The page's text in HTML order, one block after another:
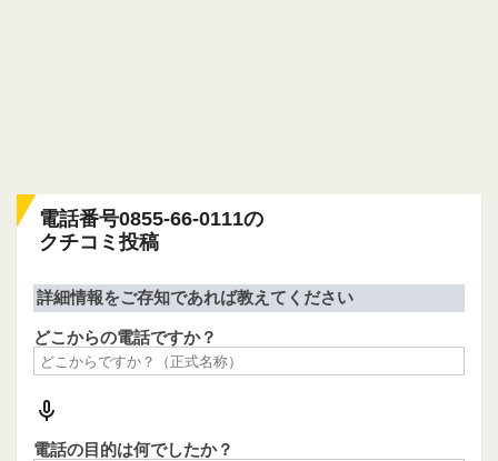
電話番号0855-66-0111の
クチコミ投稿
詳細情報をご存知であれば教えてください
どこからの電話ですか？
電話の目的は何でしたか？